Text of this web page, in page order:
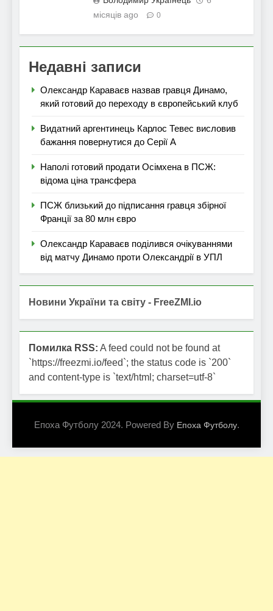
місяців ago
0
Недавні записи
Олександр Караваєв назвав гравця Динамо,
який готовий до переходу в європейський клуб
Видатний аргентинець Карлос Тевес висловив
бажання повернутися до Серії А
Наполі готовий продати Осімхена в ПСЖ:
відома ціна трансфера
ПСЖ близький до підписання гравця збірної
Франції за 80 млн євро
Олександр Караваєв поділився очікуваннями
від матчу Динамо проти Олександрії в УПЛ
Новини України та світу - FreeZMI.io
Помилка RSS: A feed could not be found at
`https://freezmi.io/feed`; the status code is `200`
and content-type is `text/html; charset=utf-8`
Епоха Футболу 2024. Powered By Епоха Футболу.